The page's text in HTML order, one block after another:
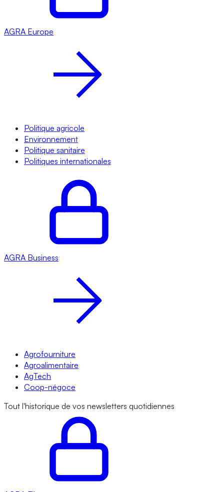
AGRA Europe
Politique agricole
Environnement
Politique sanitaire
Politiques internationales
AGRA Business
Agrofourniture
Agroalimentaire
AgTech
Coop-négoce
Tout l'historique de vos newsletters quotidiennes